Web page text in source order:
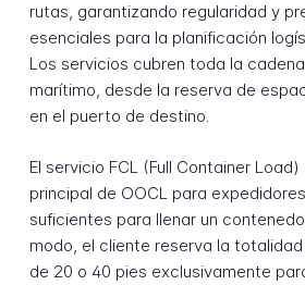
rutas, garantizando regularidad y
esenciales para la planificación
Los servicios cubren toda la
marítimo, desde la reserva de
en el puerto de destino.
El servicio FCL (Full Container
principal de OOCL para
suficientes para llenar un
modo, el cliente reserva la
de 20 o 40 pies exclusivamente